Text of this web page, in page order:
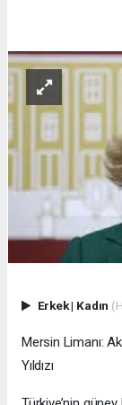
Erkek| Kadın
Mersin Limanı:
Yıldızı